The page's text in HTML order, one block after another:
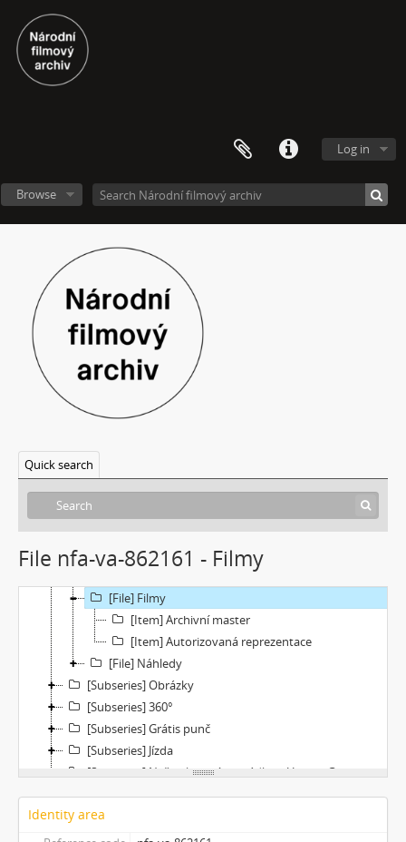
Log in
Browse
Quick search
File nfa-va-862161 - Filmy
[Subseries] 16 Sketches of Dialogue
[Subseries] Kytka
[Subseries] Erosynta I
[Subseries] Monoskop no. 3 – Monkeyking legend
[Subseries] Pohádka pro šílence
[Subseries] Chewing Gum
[Subseries] Tihle – Sociální situace: pět svázaných mužů
[Subseries] Bez názvu
[Subseries] Viděno vzduchem
[Subseries] Krása
[Subseries] 6 snů z hrnečku
[Subseries] Pohybovadlo
[Subseries] Náš očistec
[Subseries] MHD – Bus
[Subseries] Cesta
[Subseries] Der kleine Blonde und sein roter Koffer
[Subseries] Miss Krimi
[Subseries] Vteřina za vteřinou
[File] Filmy
[Item] Archivní master
[Item] Autorizovaná reprezentace
[File] Náhledy
[Subseries] Obrázky
[Subseries] 360°
[Subseries] Grátis punč
[Subseries] Jízda
[Subseries] Naše okrasné zahrádky – Unsere Gärten
[Subseries] Našla v lese
[Subseries] Karamel je cukr, co už se neuzdraví
[Subseries] Konec jedince
Identity area